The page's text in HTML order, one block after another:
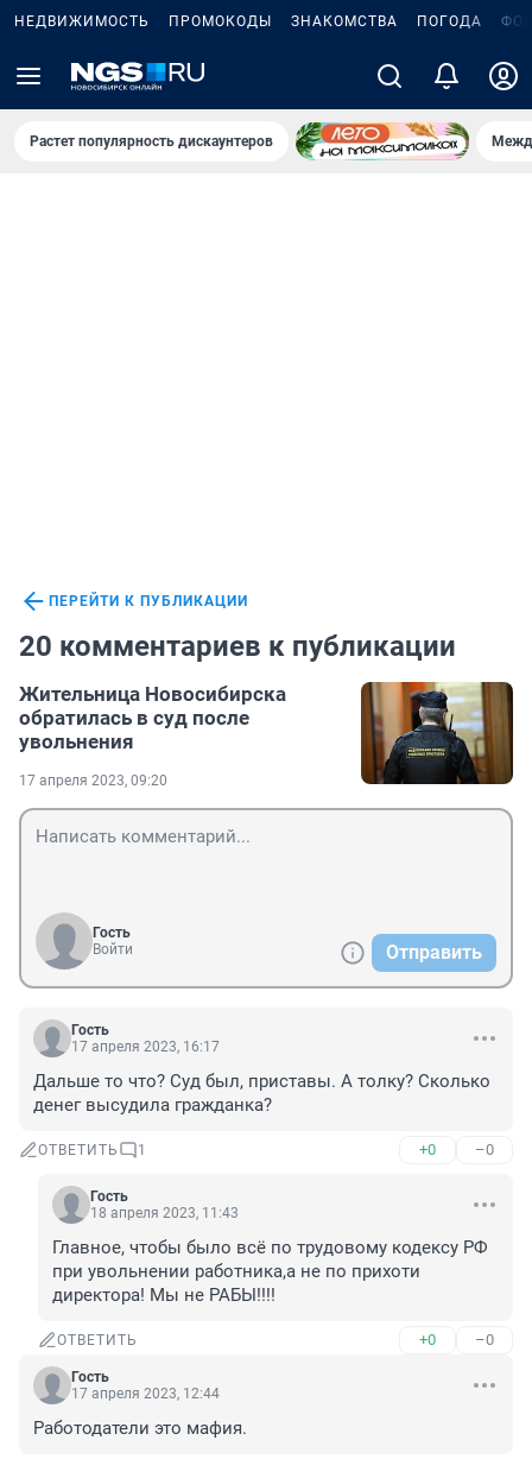
НЕДВИЖИМОСТЬ ПРОМОКОДЫ ЗНАКОМСТВА ПОГОДА
Растет популярность дискаунтеров
ПЕРЕЙТИ К ПУБЛИКАЦИИ
20 комментариев к публикации
Жительница Новосибирска
обратилась в суд после
увольнения
17 апреля 2023, 09:20
Гость
Войти
Отправить
Гость
17 апреля 2023, 16:17
Дальше то что? Суд был, приставы. А толку? Сколько
денег высудила гражданка?
ОТВЕТИТЬ 1 +0 –0
Гость
18 апреля 2023, 11:43
Главное, чтобы было всё по трудовому кодексу РФ
при увольнении работника,а не по прихоти
директора! Мы не РАБЫ!!!!
ОТВЕТИТЬ +0 –0
Гость
17 апреля 2023, 12:44
Работодатели это мафия.